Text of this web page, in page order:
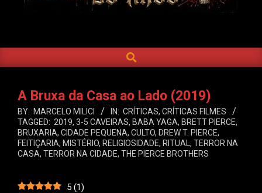
DO
INFERNO
Navigation
SEARCH
A Bruxa da Casa ao Lado (2019)
BY: MARCELO MILICI IN: CRÍTICAS, CRÍTICAS FILMES
TAGGED: 2019, 3-5 CAVEIRAS, BABA YAGA, BRETT PIERCE,
BRUXARIA, CIDADE PEQUENA, CULTO, DREW T. PIERCE,
FEITIÇARIA, MISTÉRIO, RELIGIOSIDADE, RITUAL , TERROR NA
CASA, TERROR NA CIDADE, THE PIERCE BROTHERS
5 (1)